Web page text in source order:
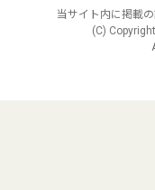
当サイト内に掲載
(C) Copyright